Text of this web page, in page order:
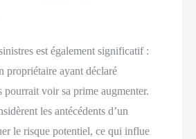
est également significatif :
propriétaire ayant déclaré
pourrait voir sa prime augmenter.
les antécédents d’un
le risque potentiel, ce qui influe